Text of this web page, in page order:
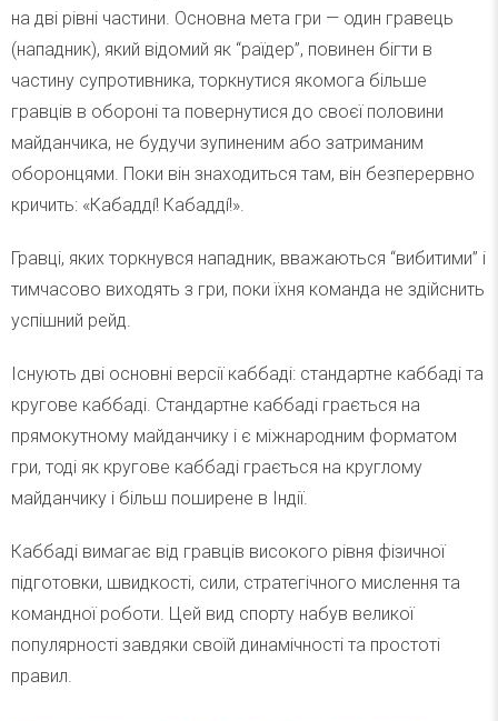
на дві рівні частини. Основна мета гри — один гравець
(нападник), який відомий як “раїдер”, повинен бігти в
частину супротивника, торкнутися якомога більше
гравців в обороні та повернутися до своєї половини
майданчика, не будучи зупиненим або затриманим
оборонцями. Поки він знаходиться там, він безперервно
кричить: «Кабадді́! Кабадді́!».
Гравці, яких торкнувся нападник, вважаються “вибитими” і
тимчасово виходять з гри, поки їхня команда не здійснить
успішний рейд.
Існують дві основні версії каббаді: стандартне каббаді та
кругове каббаді. Стандартне каббаді грається на
прямокутному майданчику і є міжнародним форматом
гри, тоді як кругове каббаді грається на круглому
майданчику і більш поширене в Індії.
Каббаді вимагає від гравців високого рівня фізичної
підготовки, швидкості, сили, стратегічного мислення та
командної роботи. Цей вид спорту набув великої
популярності завдяки своїй динамічності та простоті
правил.